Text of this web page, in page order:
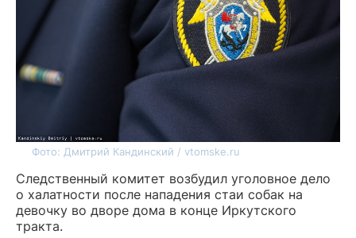
Фото: Дмитрий Кандинский / vtomske.ru
Следственный комитет возбудил уголовное дело
о халатности после нападения стаи собак на
девочку во дворе дома в конце Иркутского
тракта.